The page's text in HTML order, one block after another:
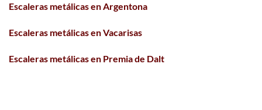
Escaleras metálicas en Argentona
Escaleras metálicas en Vacarisas
Escaleras metálicas en Premia de Dalt